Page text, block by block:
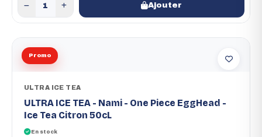
Ajouter
Promo
ULTRA ICE TEA
ULTRA ICE TEA - Nami - One Piece EggHead -
Ice Tea Citron 50cL
En stock